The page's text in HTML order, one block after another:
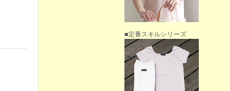
■定番スキルシリーズ